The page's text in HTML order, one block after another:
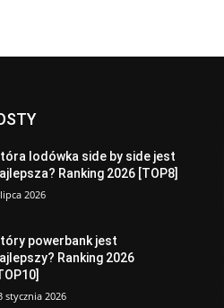
lodówka side by side jest
Ranking 2026 [TOP8]
2026
powerbank jest
Ranking 2026
stycznia 2026